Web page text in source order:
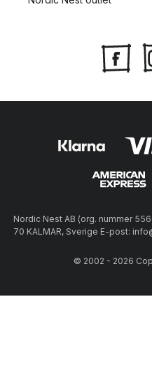
Nordic Nest AB (org. nummer
70 KALMAR, Sverige E-post:
© 2002 - 2026